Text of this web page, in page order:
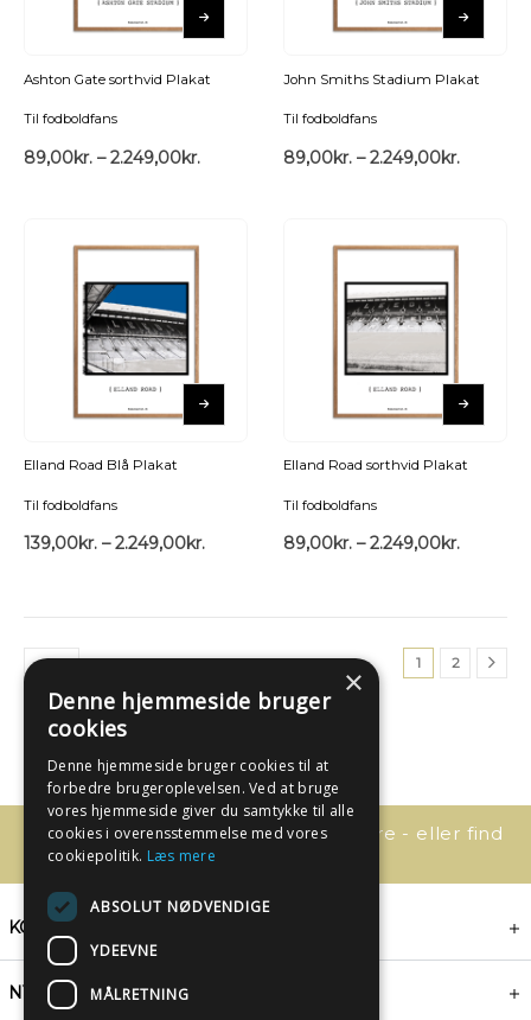
Ashton Gate sorthvid Plakat
Til fodboldfans
89,00kr. – 2.249,00kr.
John Smiths Stadium Plakat
Til fodboldfans
89,00kr. – 2.249,00kr.
Elland Road Blå Plakat
Til fodboldfans
139,00kr. – 2.249,00kr.
Elland Road sorthvid Plakat
Til fodboldfans
89,00kr. – 2.249,00kr.
1 2
Har du spørgsmål, så kontakt os bare - eller find
svaret her:
KONTAKT
NYHEDSBREV
×
Denne hjemmeside bruger
cookies
Denne hjemmeside bruger cookies til at
forbedre brugeroplevelsen. Ved at bruge
vores hjemmeside giver du samtykke til alle
cookies i overensstemmelse med vores
cookiepolitik. Læs mere
ABSOLUT NØDVENDIGE
YDEEVNE
MÅLRETNING